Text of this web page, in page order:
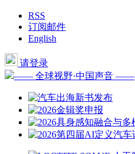
RSS
订阅邮件
English
请登录
—— 全球视野·中国声音 ——